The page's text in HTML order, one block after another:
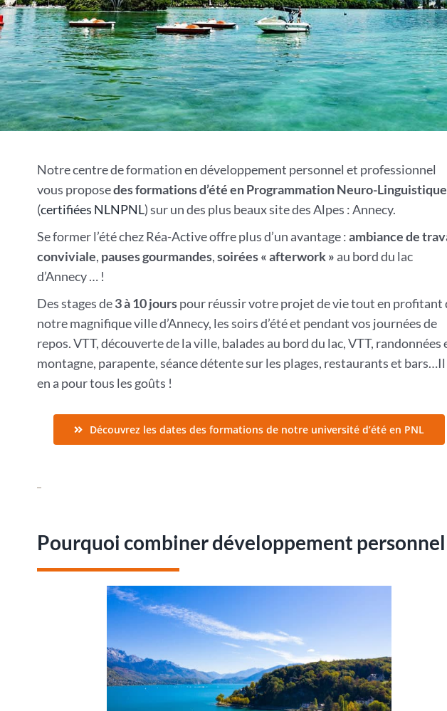
Notre centre de formation en développement personnel et professionnel
vous proposedes formations d’été en Programmation Neuro-Linguistique
(certifiées NLNPNL) sur un des plus beaux site des Alpes : Annecy.
Se former l’été chez Réa-Active offre plus d’un avantage :ambiance de
conviviale, pauses gourmandes,soirées « afterwork » au bord du lac
d’Annecy … !
Des stages de3 à 10 jourspour réussir votre projet de vie tout en profitant
notre magnifique ville d’Annecy, les soirs d’été et pendant vos journées de
repos. VTT, découverte de la ville, balades au bord du lac, VTT, randonnées
montagne, parapente, séance détente sur les plages, restaurants et
en a pour tous les goûts !
Découvrez les dates des formations de notre université d’été en PNL
Pourquoi combiner développement personnel